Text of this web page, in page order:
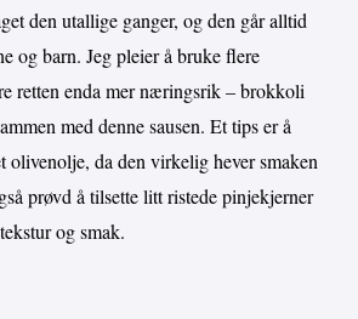
den utallige ganger, og den går alltid
og barn. Jeg pleier å bruke flere
retten enda mer næringsrik – brokkoli
med denne sausen. Et tips er å
olivenolje, da den virkelig hever smaken
prøvd å tilsette litt ristede pinjekjerner
og smak.